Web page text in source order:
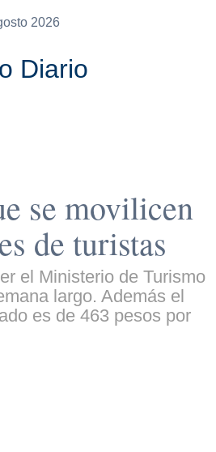
2026
Diario
se movilicen
de turistas
el Ministerio de Turismo
largo. Además el
es de 463 pesos por